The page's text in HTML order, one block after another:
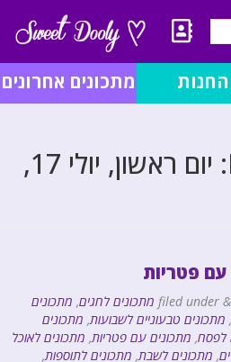
החנות מתכונים אחרונים
יום ראשון, יולי 17,
פטריות
& מתכונים לחגים, מתכונים
, מתכונים טבעוניים לשבועות, מתכונים
לפסח, מתכונים עם פטריות, מתכונים לאוכל
, מתכונים לשבת, מתכונים לתוספות,